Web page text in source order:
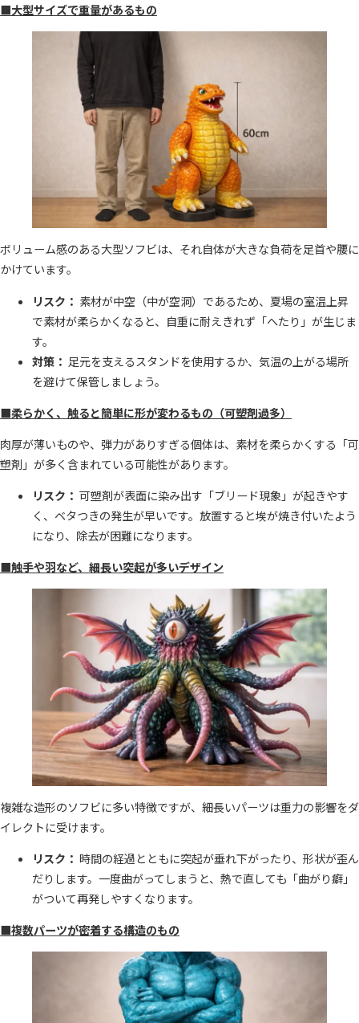
■大型サイズで重量があるもの
ボリューム感のある大型ソフビは、それ自体が大きな負荷を足首や腰に
かけています。
リスク： 素材が中空（中が空洞）であるため、夏場の室温上昇
で素材が柔らかくなると、自重に耐えきれず「へたり」が生じま
す。
対策： 足元を支えるスタンドを使用するか、気温の上がる場所
を避けて保管しましょう。
■柔らかく、触ると簡単に形が変わるもの（可塑剤過多）
肉厚が薄いものや、弾力がありすぎる個体は、素材を柔らかくする「可
塑剤」が多く含まれている可能性があります。
リスク： 可塑剤が表面に染み出す「ブリード現象」が起きやす
く、ベタつきの発生が早いです。放置すると埃が焼き付いたよう
になり、除去が困難になります。
■触手や羽など、細長い突起が多いデザイン
複雑な造形のソフビに多い特徴ですが、細長いパーツは重力の影響をダ
イレクトに受けます。
リスク： 時間の経過とともに突起が垂れ下がったり、形状が歪ん
だりします。一度曲がってしまうと、熱で直しても「曲がり癖」
がついて再発しやすくなります。
■複数パーツが密着する構造のもの